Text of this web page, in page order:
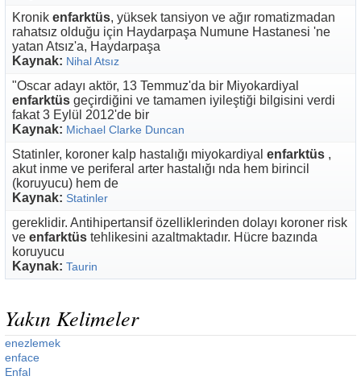
Kronik enfarktüs, yüksek tansiyon ve ağır romatizmadan
rahatsız olduğu için Haydarpaşa Numune Hastanesi 'ne
yatan Atsız'a, Haydarpaşa
Kaynak: Nihal Atsız
"Oscar adayı aktör, 13 Temmuz'da bir Miyokardiyal
enfarktüs geçirdiğini ve tamamen iyileştiği bilgisini verdi
fakat 3 Eylül 2012'de bir
Kaynak: Michael Clarke Duncan
Statinler, koroner kalp hastalığı miyokardiyal enfarktüs ,
akut inme ve periferal arter hastalığı nda hem birincil
(koruyucu) hem de
Kaynak: Statinler
gereklidir. Antihipertansif özelliklerinden dolayı koroner risk
ve enfarktüs tehlikesini azaltmaktadır. Hücre bazında
koruyucu
Kaynak: Taurin
Yakın Kelimeler
enezlemek
enface
Enfal